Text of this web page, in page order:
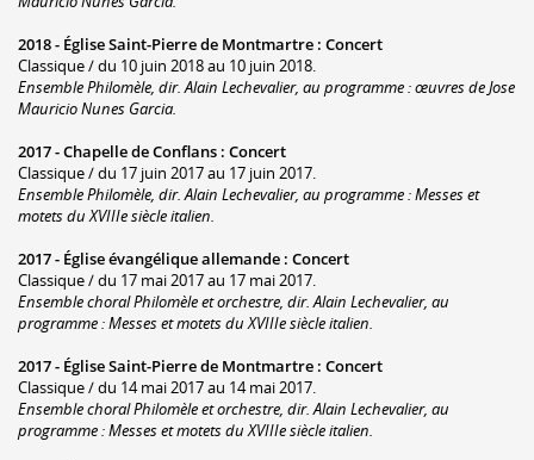
2018 - Église Saint-Pierre de Montmartre : Concert
Classique / du 10 juin 2018 au 10 juin 2018.
Ensemble Philomèle, dir. Alain Lechevalier, au programme : œuvres de Jose
Mauricio Nunes Garcia.
2017 -Chapelle de Conflans : Concert
Classique / du 17 juin 2017 au 17 juin 2017.
Ensemble Philomèle, dir. Alain Lechevalier, au programme : Messes et
motets du XVIIIe siècle italien.
2017 - Église évangélique allemande : Concert
Classique / du 17 mai 2017 au 17 mai 2017.
Ensemble choral Philomèle et orchestre, dir. Alain Lechevalier, au
programme : Messes et motets du XVIIIe siècle italien.
2017 - Église Saint-Pierre de Montmartre : Concert
Classique / du 14 mai 2017 au 14 mai 2017.
Ensemble choral Philomèle et orchestre, dir. Alain Lechevalier, au
programme : Messes et motets du XVIIIe siècle italien.